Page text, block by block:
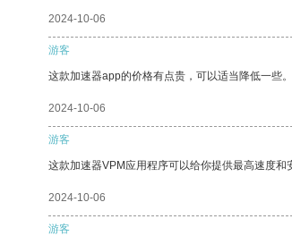
2024-10-06
游客
这款加速器app的价格有点贵，可以适当降低一些
2024-10-06
游客
这款加速器VPM应用程序可以给你提供最高速度和
2024-10-06
游客